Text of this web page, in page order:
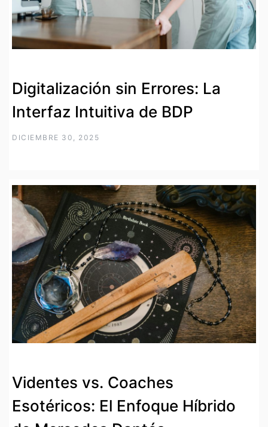
Digitalización sin Errores: La
Interfaz Intuitiva de BDP
DICIEMBRE 30, 2025
Videntes vs. Coaches
Esotéricos: El Enfoque Híbrido